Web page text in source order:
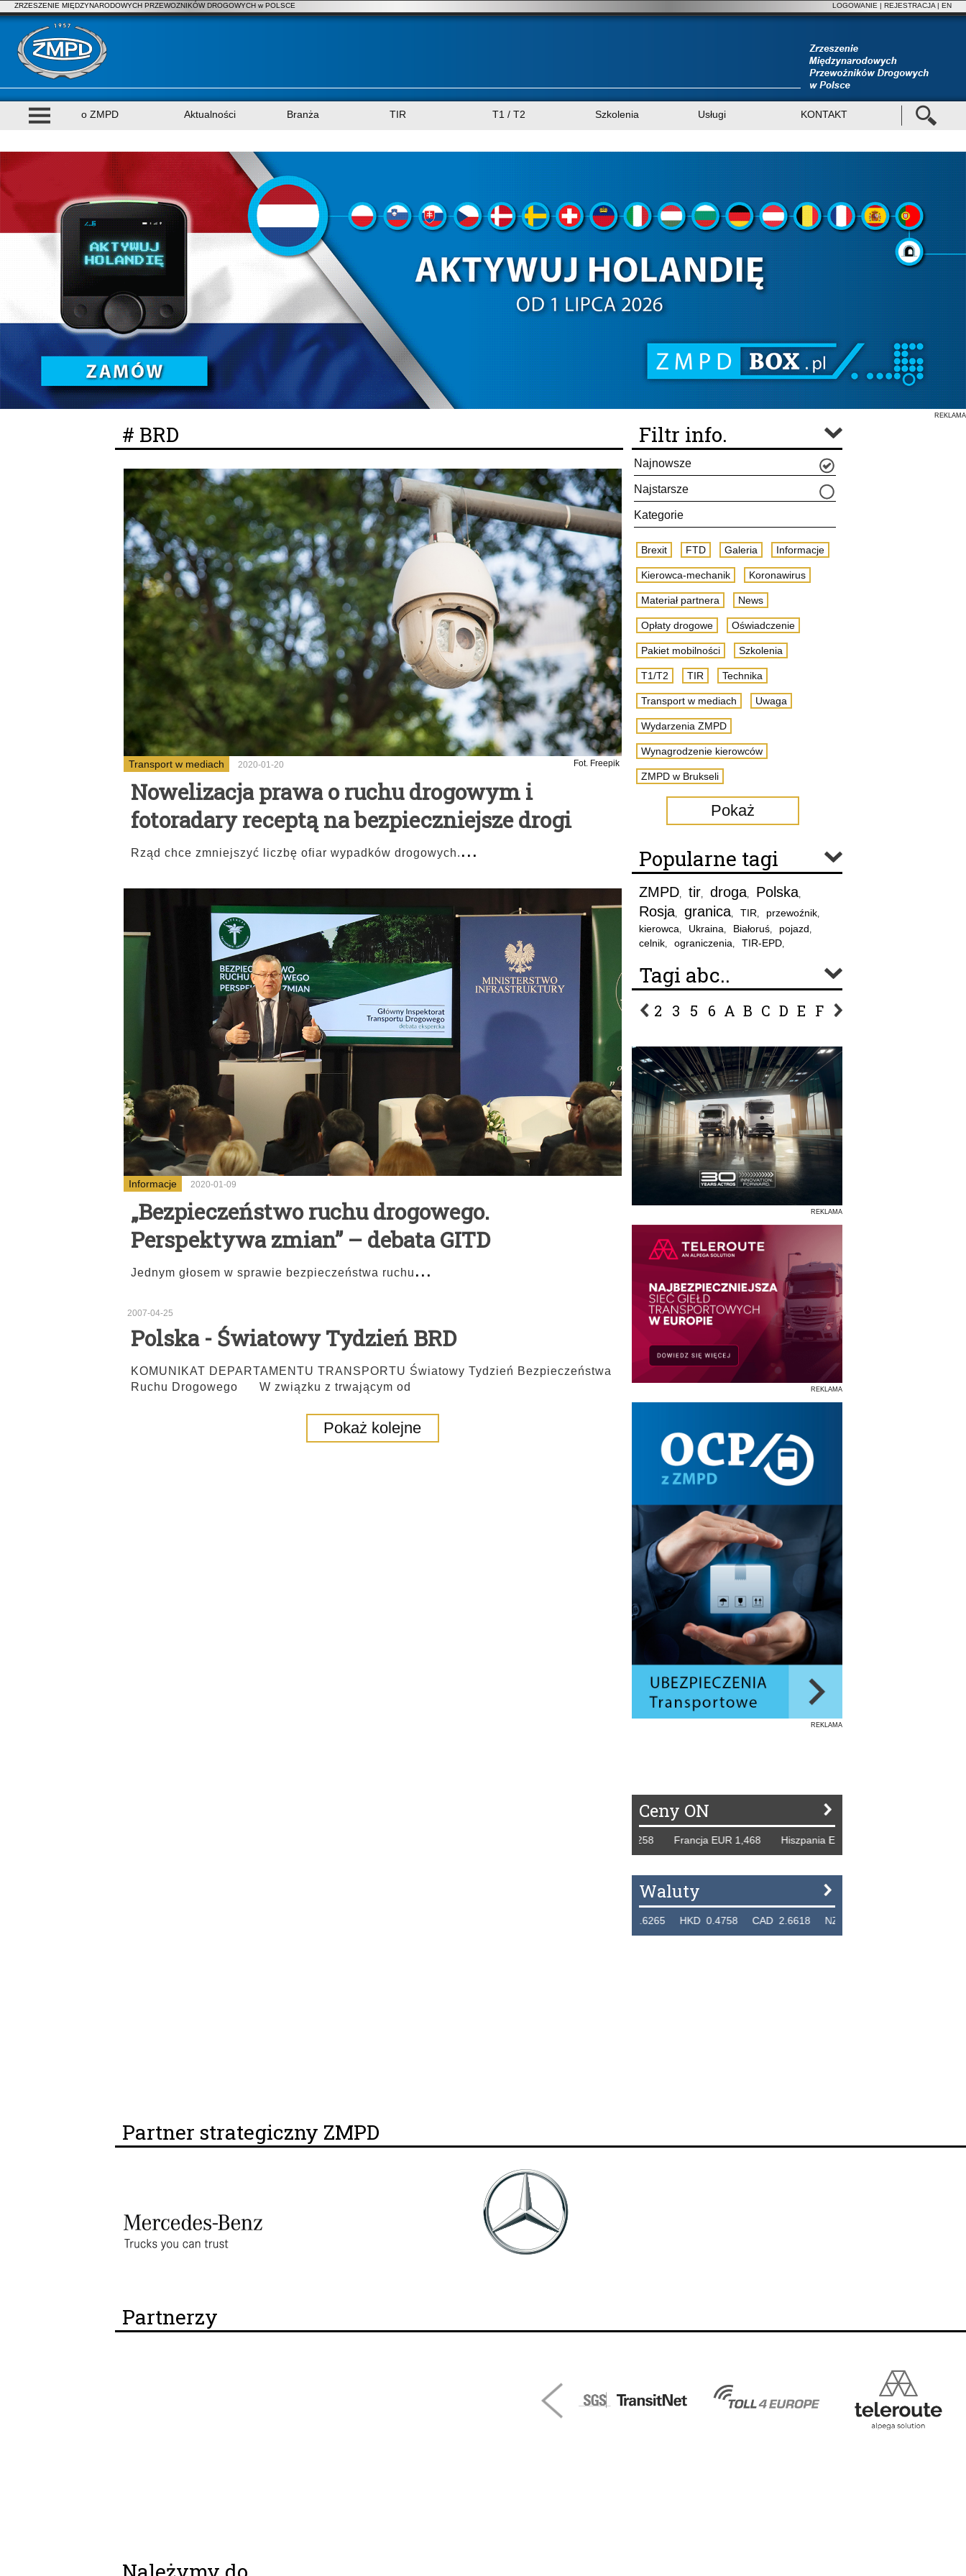
ZRZESZENIE MIĘDZYNARODOWYCH PRZEWOZNIKÓW DROGOWYCH w POLSCE LOGOWANIE | REJESTRACJA | EN
o ZMPD Aktualności Branża TIR T1 / T2 Szkolenia Usługi KONTAKT
REKLAMA
# BRD
Transport w mediach 2020-01-20 Fot. Freepik
Nowelizacja prawa o ruchu drogowym i
fotoradary receptą na bezpieczniejsze drogi
Rząd chce zmniejszyć liczbę ofiar wypadków drogowych. ...
Informacje 2020-01-09
„Bezpieczeństwo ruchu drogowego.
Perspektywa zmian” – debata GITD
Jednym głosem w sprawie bezpieczeństwa ruchu ...
2007-04-25
Polska - Światowy Tydzień BRD
KOMUNIKAT DEPARTAMENTU TRANSPORTU Światowy Tydzień Bezpieczeństwa
Ruchu Drogowego W związku z trwającym od
Pokaż kolejne
Filtr info.
Najnowsze
Najstarsze
Kategorie
Brexit FTD Galeria Informacje
Kierowca-mechanik Koronawirus
Materiał partnera News
Opłaty drogowe Oświadczenie
Pakiet mobilności Szkolenia
T1/T2 TIR Technika
Transport w mediach Uwaga
Wydarzenia ZMPD
Wynagrodzenie kierowców
ZMPD w Brukseli
Pokaż
Popularne tagi
ZMPD, tir, droga, Polska,
Rosja, granica, TIR, przewoźnik,
kierowca, Ukraina, Białoruś, pojazd,
celnik, ograniczenia, TIR-EPD,
Tagi abc..
2 3 5 6 A B C D E F G
REKLAMA
REKLAMA
REKLAMA
Ceny ON
Tydzień 42/2019 r. Niemcy EUR 1,258 Francja EUR 1,468 Hiszpania EUR 1,229 WB GBP 1,318
Waluty
THB 0.1129 USD 3.7324 AUD 2.6265 HKD 0.4758 CAD 2.6618 NZD 2.1914 SGD 2.9123
Partner strategiczny ZMPD
Partnerzy